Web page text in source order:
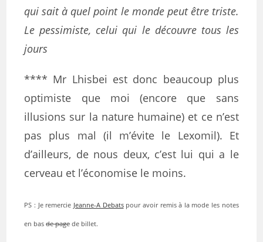
qui sait à quel point le monde peut être triste.
Le pessimiste, celui qui le découvre tous les
jours
**** Mr Lhisbei est donc beaucoup plus
optimiste que moi (encore que sans
illusions sur la nature humaine) et ce n’est
pas plus mal (il m’évite le Lexomil). Et
d’ailleurs, de nous deux, c’est lui qui a le
cerveau et l’économise le moins.
PS : Je remercie Jeanne-A Debatspour avoir remis à la mode les notes
en basde pagede billet.